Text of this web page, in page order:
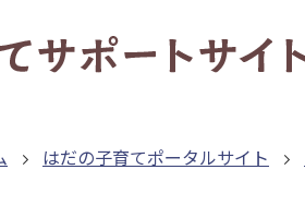
はだの子育てポータルサイト